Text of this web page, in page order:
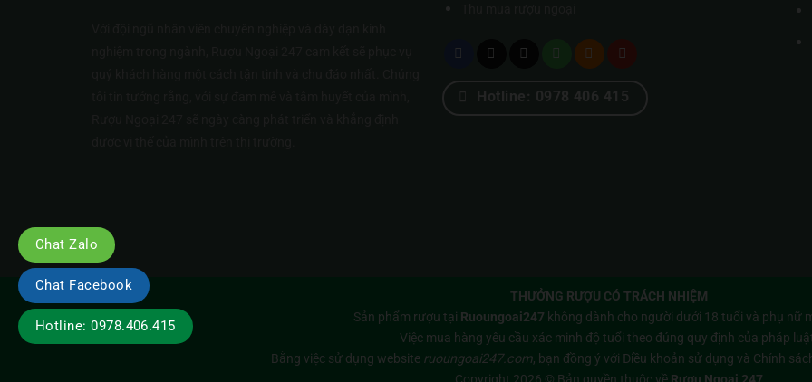
Hotline: 0978 406 415
THƯỞNG RƯỢU CÓ TRÁCH NHIỆM
Sản phẩm rượu tại Ruoungoai247 không dành cho người dưới 18 tuổi và phụ nữ
Việc mua hàng yêu cầu xác minh độ tuổi theo đúng quy định của pháp
Bằng việc sử dụng website ruoungoai247.com, bạn đồng ý với Điều khoản sử dụng và Chính
Chat Zalo
Chat Facebook
Hotline: 0978.406.415